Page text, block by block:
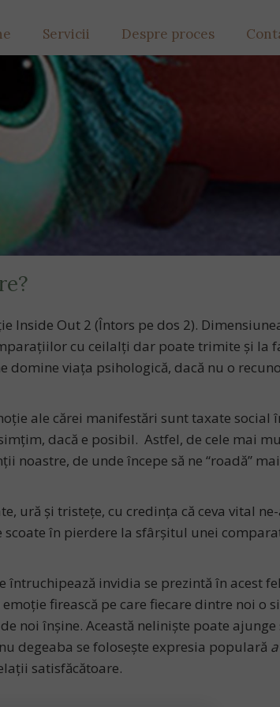
Servicii Despre proces
Out 2 (Întors pe dos 2).
cu ceilalți dar poate trimite și la
viața psihologică, dacă nu o
ale cărei manifestări sunt taxate social
dacă e posibil. Astfel, de cele mai
noastre, de unde începe să ne “roadă”
ură și tristețe, cu credința că ceva vital
scoate în pierdere la sfârșitul unei
întruchipează invidia se prezintă în acest
emoție firească pe care fiecare dintre noi o
noi înșine. Această neliniște poate ajunge
degeaba se folosește expresia populară
satisfăcătoare.